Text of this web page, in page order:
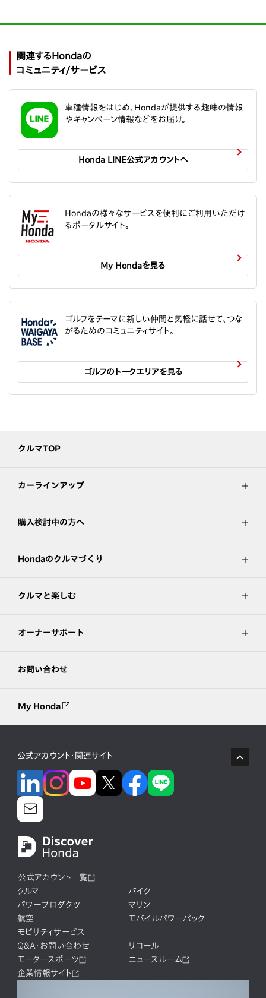
関連するHondaの
コミュニティ/サービス
車種情報をはじめ、Hondaが提供する趣味の情報
やキャンペーン情報などをお届け。
Honda LINE公式アカウントへ
Hondaの様々なサービスを便利にご利用いただけ
るポータルサイト。
My Hondaを見る
ゴルフをテーマに新しい仲間と気軽に話せて、つな
がるためのコミュニティサイト。
ゴルフのトークエリアを見る
クルマTOP
カーラインアップ
購入検討中の方へ
Hondaのクルマづくり
クルマと楽しむ
オーナーサポート
お問い合わせ
My Honda
公式アカウント・関連サイト
公式アカウント一覧
クルマ
バイク
パワープロダクツ
マリン
航空
モバイルパワーパック
モビリティサービス
Q&A・お問い合わせ
リコール
モータースポーツ
ニュースルーム
企業情報サイト